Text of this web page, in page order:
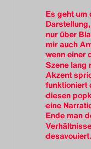
Es geht um
nur über
mir auch
wenn einer
Szene lang
Akzent
funktioniert
diesen
eine
Ende man
desavouiert.